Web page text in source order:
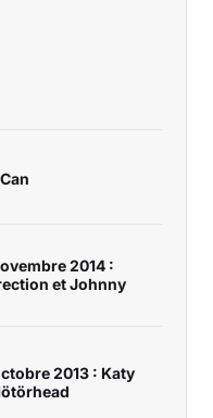
2014 :
et Johnny
2013 : Katy